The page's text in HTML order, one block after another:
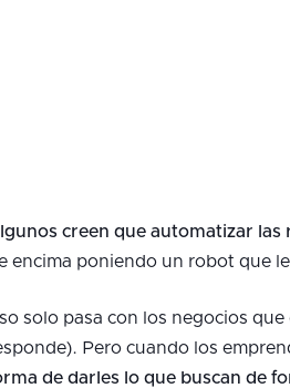
creen que automatizar las
encima poniendo un robot que
solo pasa con los negocios
Pero cuando los
de darles lo que buscan de